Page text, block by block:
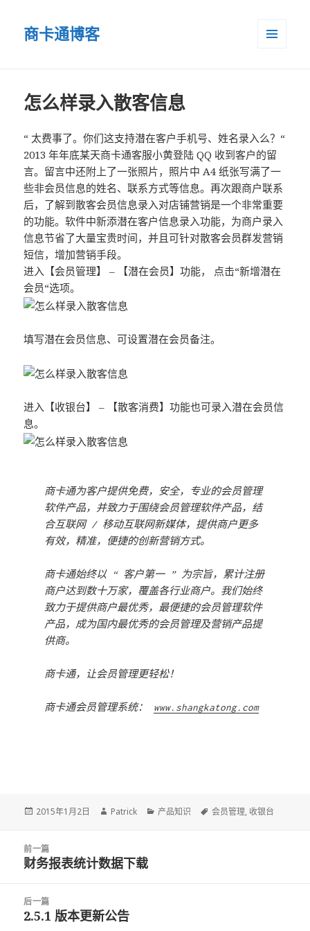
商卡通博客
怎么样录入散客信息
“ 太费事了。你们这支持潜在客户手机号、姓名录入么？“
2013 年年底某天商卡通客服小黄登陆 QQ 收到客户的留
言。留言中还附上了一张照片，照片中 A4 纸张写满了一
些非会员信息的姓名、联系方式等信息。再次跟商户联系
后，了解到散客会员信息录入对店铺营销是一个非常重要
的功能。软件中新添潜在客户信息录入功能，为商户录入
信息节省了大量宝贵时间，并且可针对散客会员群发营销
短信，增加营销手段。
进入【会员管理】 – 【潜在会员】功能， 点击“新增潜在
会员“选项。
填写潜在会员信息、可设置潜在会员备注。
进入【收银台】 – 【散客消费】功能也可录入潜在会员信
息。
商卡通为客户提供免费，安全，专业的会员管理
软件产品，并致力于围绕会员管理软件产品，结
合互联网 / 移动互联网新媒体，提供商户更多
有效，精准，便捷的创新营销方式。
商卡通始终以 “ 客户第一 ” 为宗旨，累计注册
商户达到数十万家，覆盖各行业商户。我们始终
致力于提供商户最优秀，最便捷的会员管理软件
产品，成为国内最优秀的会员管理及营销产品提
供商。
商卡通，让会员管理更轻松！
商卡通会员管理系统： www.shangkatong.com
Posted
2015年1月2日 Author
Patrick Categories
产品知识 Tags
会员管理, 收银台
前一篇
前
篇：
财务报表统计数据下载
后一篇
后
2.5.1 版本更新公告